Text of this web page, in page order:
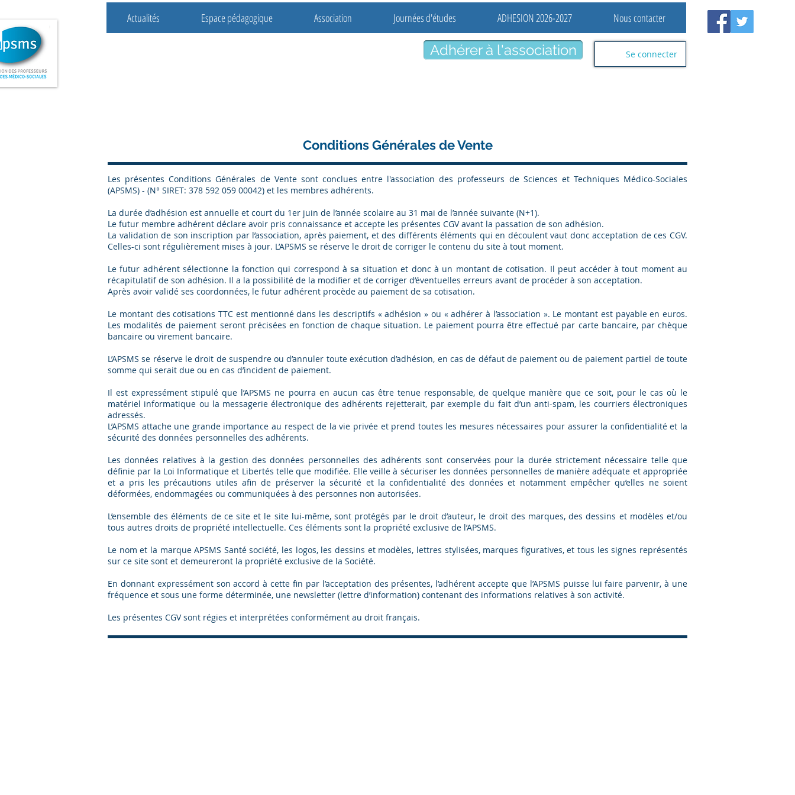
Actualités Espace pédagogique Association Journées d'études ADHESION 2026-2027 Nous contacter
Adhérer à l'association Se connecter
Conditions Générales de Vente
Les présentes Conditions Générales de Vente sont conclues entre l'association des professeurs de Sciences et Techniques Médico-Sociales
(APSMS) - (N° SIRET: 378 592 059 00042) et les membres adhérents.
La durée d’adhésion est annuelle et court du 1er juin de l’année scolaire au 31 mai de l’année suivante (N+1).
Le futur membre adhérent déclare avoir pris connaissance et accepte les présentes CGV avant la passation de son adhésion.
La validation de son inscription par l’association, après paiement, et des différents éléments qui en découlent vaut donc acceptation de ces CGV.
Celles-ci sont régulièrement mises à jour. L’APSMS se réserve le droit de corriger le contenu du site à tout moment.
Le futur adhérent sélectionne la fonction qui correspond à sa situation et donc à un montant de cotisation. Il peut accéder à tout moment au
récapitulatif de son adhésion. Il a la possibilité de la modifier et de corriger d’éventuelles erreurs avant de procéder à son acceptation.
Après avoir validé ses coordonnées, le futur adhérent procède au paiement de sa cotisation.
Le montant des cotisations TTC est mentionné dans les descriptifs « adhésion » ou « adhérer à l’association ». Le montant est payable en euros.
Les modalités de paiement seront précisées en fonction de chaque situation. Le paiement pourra être effectué par carte bancaire, par chèque
bancaire ou virement bancaire.
L’APSMS se réserve le droit de suspendre ou d’annuler toute exécution d’adhésion, en cas de défaut de paiement ou de paiement partiel de toute
somme qui serait due ou en cas d’incident de paiement.
Il est expressément stipulé que l’APSMS ne pourra en aucun cas être tenue responsable, de quelque manière que ce soit, pour le cas où le
matériel informatique ou la messagerie électronique des adhérents rejetterait, par exemple du fait d’un anti-spam, les courriers électroniques
adressés.
L’APSMS attache une grande importance au respect de la vie privée et prend toutes les mesures nécessaires pour assurer la confidentialité et la
sécurité des données personnelles des adhérents.
Les données relatives à la gestion des données personnelles des adhérents sont conservées pour la durée strictement nécessaire telle que
définie par la Loi Informatique et Libertés telle que modifiée. Elle veille à sécuriser les données personnelles de manière adéquate et appropriée
et a pris les précautions utiles afin de préserver la sécurité et la confidentialité des données et notamment empêcher qu’elles ne soient
déformées, endommagées ou communiquées à des personnes non autorisées.
L’ensemble des éléments de ce site et le site lui-même, sont protégés par le droit d’auteur, le droit des marques, des dessins et modèles et/ou
tous autres droits de propriété intellectuelle. Ces éléments sont la propriété exclusive de l’APSMS.
Le nom et la marque APSMS Santé société, les logos, les dessins et modèles, lettres stylisées, marques figuratives, et tous les signes représentés
sur ce site sont et demeureront la propriété exclusive de la Société.
En donnant expressément son accord à cette fin par l’acceptation des présentes, l’adhérent accepte que l’APSMS puisse lui faire parvenir, à une
fréquence et sous une forme déterminée, une newsletter (lettre d’information) contenant des informations relatives à son activité.
Les présentes CGV sont régies et interprétées conformément au droit français.